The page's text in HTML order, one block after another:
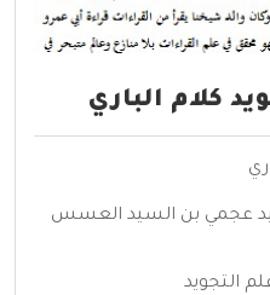
كلام الباري
عجمي بن السيد العسس
التجويد